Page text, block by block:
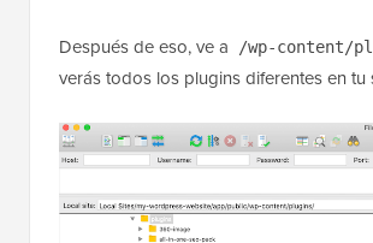
Después de eso, ve a /wp-content/
verás todos los plugins diferentes en tu